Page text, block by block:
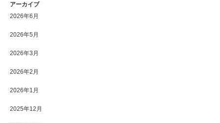
アーカイブ
2026年6月
2026年5月
2026年3月
2026年2月
2026年1月
2025年12月